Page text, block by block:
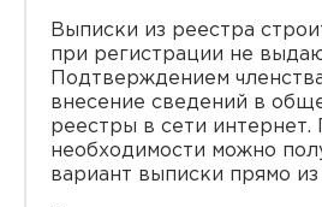
Выписки из реестра
при регистрации не
Подтверждением
внесение сведений в
реестры в сети интернет.
необходимости можно
вариант выписки прямо из